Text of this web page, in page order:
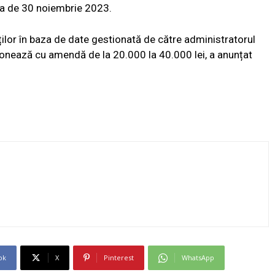
de 30 noiembrie 2023.
în baza de date gestionată de către administratorul
cu amendă de la 20.000 la 40.000 lei, a anunțat
X Pinterest WhatsApp